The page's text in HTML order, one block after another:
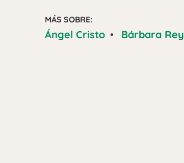
MÁS SOBRE:
Ángel Cristo • Bárbara Rey